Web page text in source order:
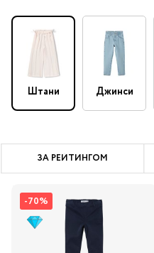
Штани Джинси
ЗА РЕЙТИНГОМ
-70%